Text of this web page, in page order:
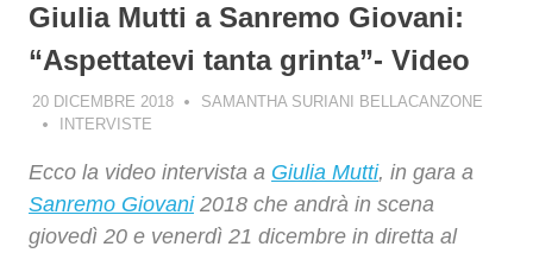
Giulia Mutti a Sanremo Giovani:
“Aspettatevi tanta grinta”- Video
20 DICEMBRE 2018
SAMANTHA SURIANI BELLACANZONE
INTERVISTE
Ecco la video intervista a Giulia Mutti, in gara a
Sanremo Giovani2018 che andrà in scena
giovedì 20 e venerdì 21 dicembre in diretta al